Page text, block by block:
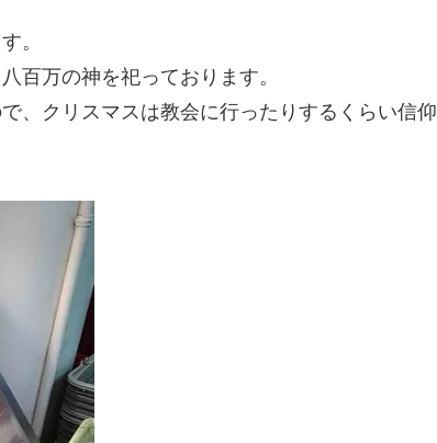
。
百万の神を祀っております。
、クリスマスは教会に行ったりするくらい信仰